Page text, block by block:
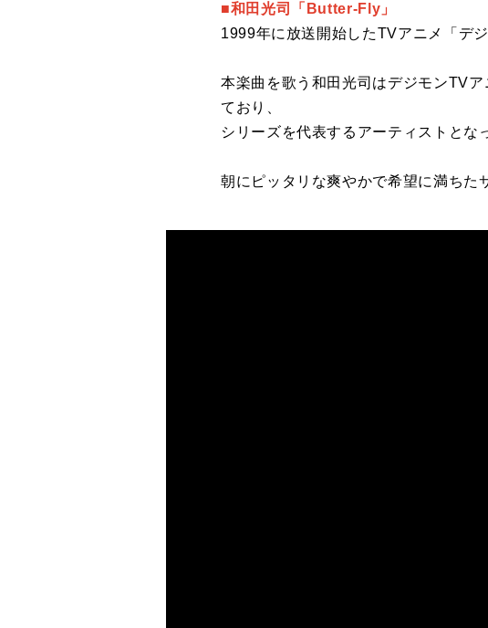
■和田光司「Butter-Fly」
1999年に放送開始したTVアニメ「デ
本楽曲を歌う和田光司はデジモンTV
ており、
シリーズを代表するアーティストとな
朝にピッタリな爽やかで希望に満ちた